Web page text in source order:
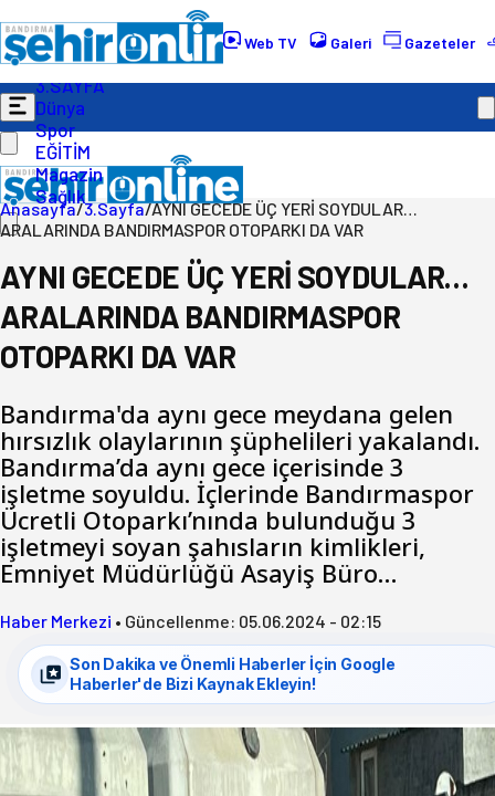
Web TV Galeri Gazeteler
Gündem
Ekonomi
Politika
3.SAYFA
Dünya
Spor
EĞİTİM
Magazin
Sağlık
Anasayfa/3.Sayfa/AYNI GECEDE ÜÇ YERİ SOYDULAR…
ARALARINDA BANDIRMASPOR OTOPARKI DA VAR
AYNI GECEDE ÜÇ YERİ SOYDULAR…
ARALARINDA BANDIRMASPOR
OTOPARKI DA VAR
Bandırma'da aynı gece meydana gelen
hırsızlık olaylarının şüphelileri yakalandı.
Bandırma’da aynı gece içerisinde 3
işletme soyuldu. İçlerinde Bandırmaspor
Ücretli Otoparkı’nında bulunduğu 3
işletmeyi soyan şahısların kimlikleri,
Emniyet Müdürlüğü Asayiş Büro…
Haber Merkezi • Güncellenme: 05.06.2024 - 02:15
Son Dakika ve Önemli Haberler İçin Google
Haberler'de Bizi Kaynak Ekleyin!